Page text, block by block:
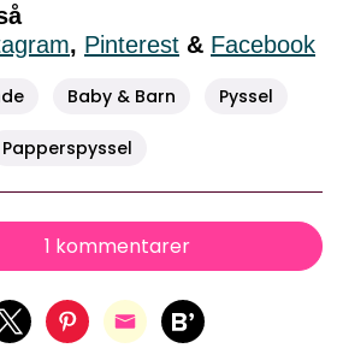
, Pinterest & Facebook
Baby & Barn Pyssel
Papperspyssel
1 kommentarer